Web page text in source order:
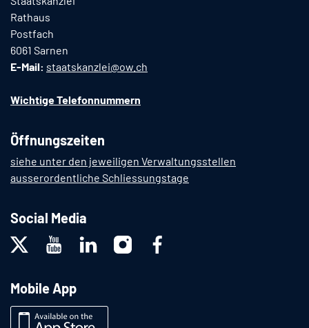
Rathaus
Postfach
6061 Sarnen
E-Mail: staatskanzlei@ow.ch
Wichtige Telefonnummern
Öffnungszeiten
siehe unter den jeweiligen Verwaltungsstellen
ausserordentliche Schliessungstage
Social Media
Mobile App